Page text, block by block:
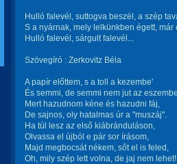
Hulló falevél, suttogva beszél, a szép
S a nyárnak, mely lelkünkben égett, már
Hulló falevél, sárgult falevél...
Szövegíró : Zerkovitz Béla
A papír előttem, s a toll a kezembe'
És semmi, de semmi nem jut az
Mert hazudnom kéne és hazudni fáj,
De sajnos, oly hatalmas úr a "muszáj".
Ha túl lesz az első kiábránduláson,
Olvassa el újból e pár sor írásom,
Majd megbocsát nékem, sőt el is feled,
Oh, mily szép lett volna, de jaj nem lehet!